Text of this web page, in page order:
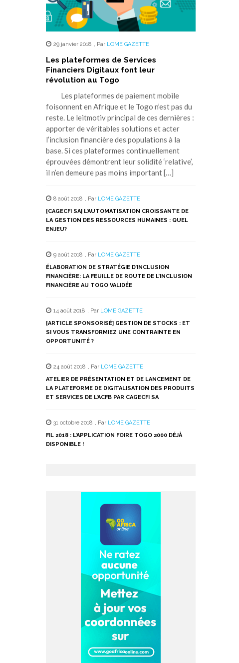
29 janvier 2018 , Par LOME GAZETTE
Les plateformes de Services
Financiers Digitaux font leur
révolution au Togo
Les plateformes de paiement mobile
foisonnent en Afrique et le Togo n’est pas du
reste. Le leitmotiv principal de ces dernières :
apporter de véritables solutions et acter
l’inclusion financière des populations à la
base. Si ces plateformes continuellement
éprouvées démontrent leur solidité ‘relative’,
il n’en demeure pas moins important […]
8 août 2018 , Par LOME GAZETTE
[CAGECFI SA] L’AUTOMATISATION CROISSANTE DE
LA GESTION DES RESSOURCES HUMAINES : QUEL
ENJEU?
9 août 2018 , Par LOME GAZETTE
ÉLABORATION DE STRATÉGIE D’INCLUSION
FINANCIÈRE: LA FEUILLE DE ROUTE DE L’INCLUSION
FINANCIÈRE AU TOGO VALIDÉE
14 août 2018 , Par LOME GAZETTE
[ARTICLE SPONSORISÉ] GESTION DE STOCKS : ET
SI VOUS TRANSFORMIEZ UNE CONTRAINTE EN
OPPORTUNITÉ ?
24 août 2018 , Par LOME GAZETTE
ATELIER DE PRÉSENTATION ET DE LANCEMENT DE
LA PLATEFORME DE DIGITALISATION DES PRODUITS
ET SERVICES DE L’ACFB PAR CAGECFI SA
31 octobre 2018 , Par LOME GAZETTE
FIL 2018 : L’APPLICATION FOIRE TOGO 2000 DÉJÀ
DISPONIBLE !